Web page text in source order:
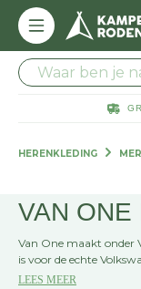
HERENKLEDING
VAN ONE
Van One maakt onder
is voor de echte
andere in de collectie.
LEES MEER